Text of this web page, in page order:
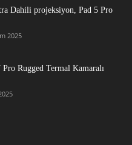
Dahili projeksiyon, Pad 5 Pro
2025
Rugged Termal Kamaralı